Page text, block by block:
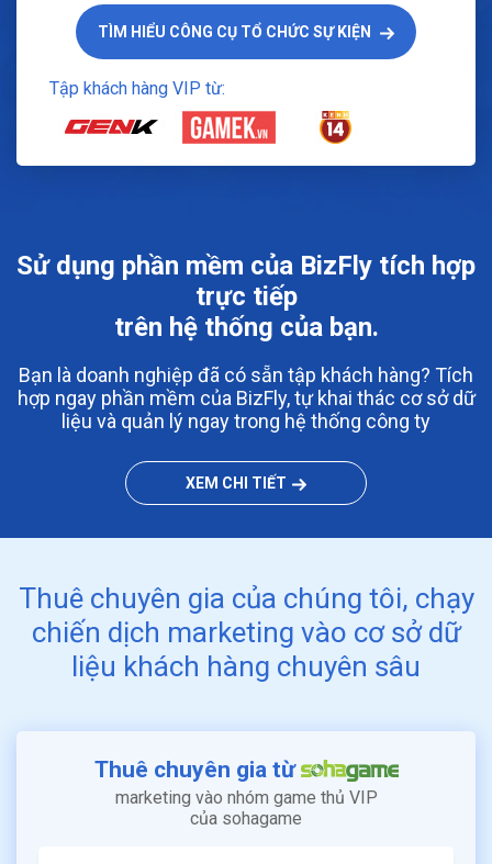
TÌM HIỂU CÔNG CỤ TỔ CHỨC SỰ KIỆN
Tập khách hàng VIP từ:
Sử dụng phần mềm của BizFly tích hợp
trực tiếp
trên hệ thống của bạn.
Bạn là doanh nghiệp đã có sẵn tập khách hàng? Tích
hợp ngay phần mềm của BizFly, tự khai thác cơsở dữ
liệu và quản lý ngay trong hệ thống công ty
XEM CHI TIẾT
Thuê chuyên gia của chúng tôi, chạy
chiến dịch marketing vào cơ sở dữ
liệu khách hàng chuyên sâu
Thuê chuyên gia từ
marketing vào nhóm game thủ VIP
của sohagame